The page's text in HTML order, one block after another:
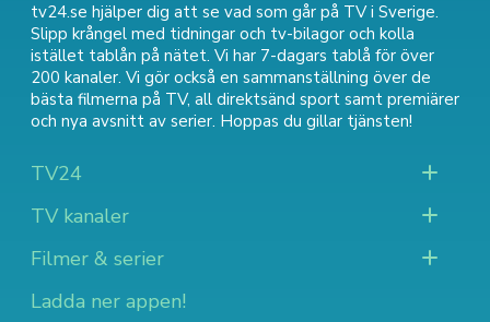
tv24.se hjälper dig att se vad som går på TV i Sverige.
Slipp krångel med tidningar och tv-bilagor och kolla
istället tablån på nätet. Vi har 7-dagars tablå för över
200 kanaler. Vi gör också en sammanställning över de
bästa filmerna på TV, all direktsänd sport samt premiärer
och nya avsnitt av serier. Hoppas du gillar tjänsten!
TV24
TV kanaler
Filmer & serier
Ladda ner appen!